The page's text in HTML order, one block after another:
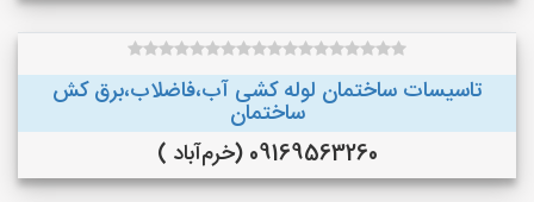
تاسیسات ساختمان لوله کشی آب،فاضلاب،برق کش
ساختمان
09169563260 (خرم‌آباد )